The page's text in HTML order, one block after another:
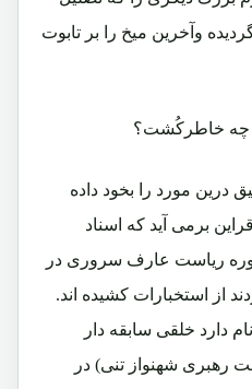
وآخرین میخ را بر تابوت
چه خاطرکُشت؟
مورد را بخود داده
برمی آید که اسناد
ریاست عارف سروری در
از استخبارات کشیده اند.
دارد خلقی سابقه دار
رهبری شهنواز تنی) در